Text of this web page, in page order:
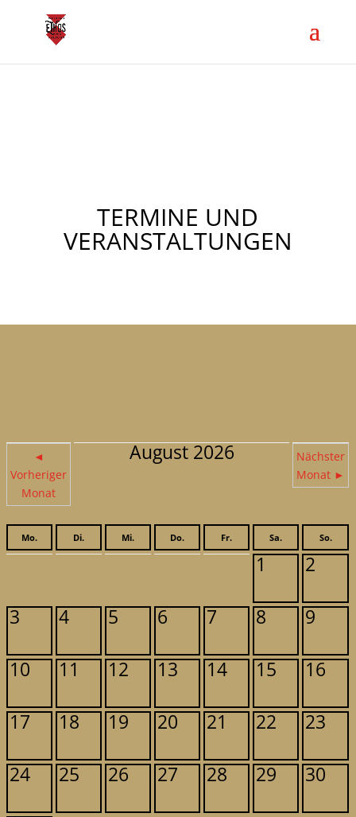
TERMINE UND
VERANSTALTUNGEN
◄
Vorheriger
Monat
August 2026
Nächster
Monat ►
Mo. Di. Mi. Do. Fr. Sa. So.
1 2
3 4 5 6 7 8 9
10 11 12 13 14 15 16
17 18 19 20 21 22 23
24 25 26 27 28 29 30